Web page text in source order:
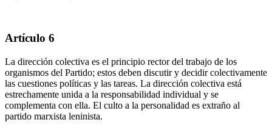
Artículo 6
La dirección colectiva es el principio rector del trabajo de los
organismos del Partido; estos deben discutir y decidir colectivamente
las cuestiones políticas y las tareas. La dirección colectiva está
estrechamente unida a la responsabilidad individual y se
complementa con ella. El culto a la personalidad es extraño al
partido marxista leninista.